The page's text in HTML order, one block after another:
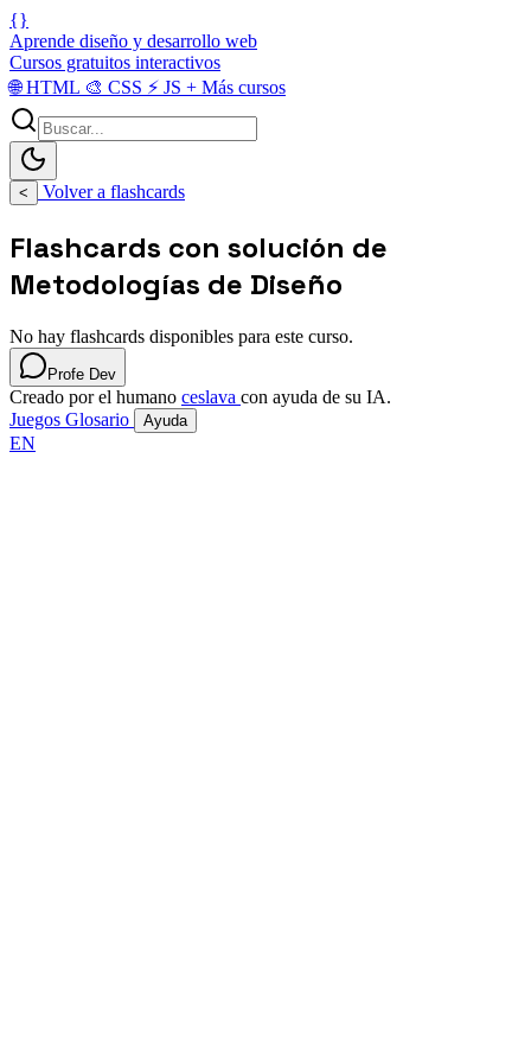
{}
Aprende diseño y desarrollo web
Cursos gratuitos interactivos
🌐HTML 🎨 CSS ⚡ JS + Más cursos
< Volver a flashcards
Flashcards con solución de
Metodologías de Diseño
No hay flashcards disponibles para este curso.
Profe Dev
Creado por el humano ceslava con ayuda de su IA.
Juegos Glosario Ayuda
EN